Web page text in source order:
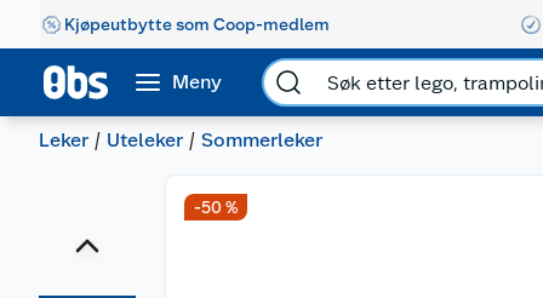
Kjøpeutbytte som Coop-medlem
Meny
Leker Uteleker Sommerleker
-50 %